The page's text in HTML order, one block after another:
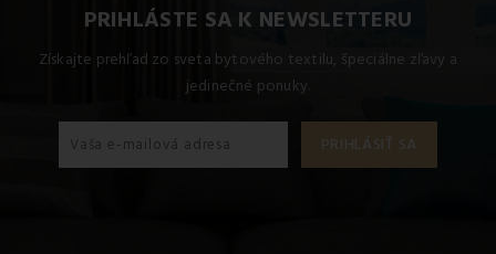
PRIHLÁSTE SA K NEWSLETTERU
Získajte prehľad zo sveta bytového textilu, špeciálne zľavy a
jedinečné ponuky.